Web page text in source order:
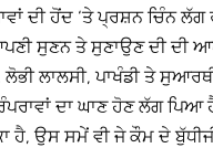
ਦੀ ਹੋਂਦ ‘ਤੇ ਪ੍ਰਸ਼ਨ ਚਿੰਨ
ਸੁਣਨ ਤੇ ਸੁਣਾਉਣ ਦੀ ਦੀ
ਲਾਲਸੀ, ਪਾਖੰਡੀ ਤੇ
ਦਾ ਘਾਣ ਹੋਣ ਲੱਗ
ਹੈ, ਉਸ ਸਮੇਂ ਵੀ ਜੇ ਕੌਮ ਦੇ